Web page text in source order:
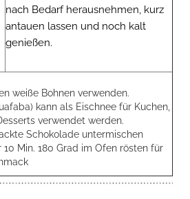
nach Bedarf herausnehmen, kurz
antauen lassen und noch kalt
genießen.
weiße Bohnen verwenden.
kann als Eischnee für Kuchen,
verwendet werden.
Schokolade untermischen
10 Min. 180 Grad im Ofen rösten für